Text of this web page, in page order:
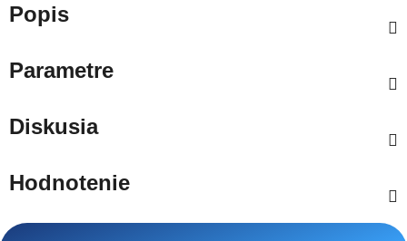
Popis
Parametre
Diskusia
Hodnotenie